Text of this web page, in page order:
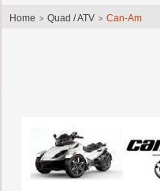
Home > Quad / ATV > Can-Am